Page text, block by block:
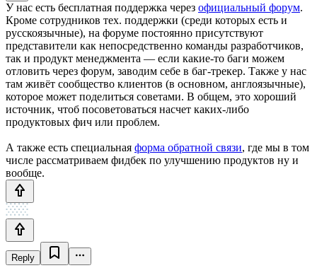
У нас есть бесплатная поддержка через официальный форум.
Кроме сотрудников тех. поддержки (среди которых есть и
русскоязычные), на форуме постоянно присутствуют
представители как непосредственно команды разработчиков,
так и продукт менеджмента — если какие-то баги можем
отловить через форум, заводим себе в баг-трекер. Также у нас
там живёт сообщество клиентов (в основном, англоязычные),
которое может поделиться советами. В общем, это хороший
источник, чтоб посоветоваться насчет каких-либо
продуктовых фич или проблем.
А также есть специальная форма обратной связи, где мы в том
числе рассматриваем фидбек по улучшению продуктов ну и
вообще.
Reply